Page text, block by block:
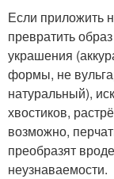
Если приложить
превратить
украшения
формы, не
натуральный),
хвостиков,
возможно,
преобразят
неузнаваемости.